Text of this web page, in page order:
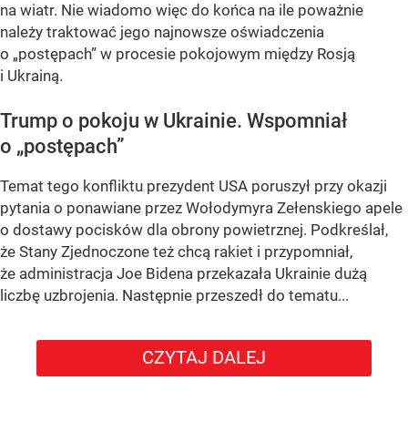
na wiatr. Nie wiadomo więc do końca na ile poważnie
należy traktować jego najnowsze oświadczenia
o „postępach” w procesie pokojowym między Rosją
i Ukrainą.
Trump o pokoju w Ukrainie. Wspomniał
o „postępach”
Temat tego konfliktu prezydent USA poruszył przy okazji
pytania o ponawiane przez Wołodymyra Zełenskiego apele
o dostawy pocisków dla obrony powietrznej. Podkreślał,
że Stany Zjednoczone też chcą rakiet i przypomniał,
że administracja Joe Bidena przekazała Ukrainie dużą
liczbę uzbrojenia. Następnie przeszedł do tematu...
CZYTAJ DALEJ